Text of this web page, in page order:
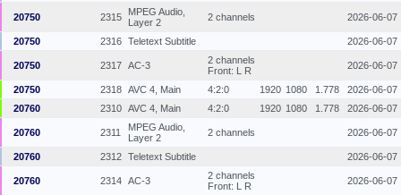
20750 2315
MPEG Audio,
Layer 2
2 channels 2026-06-07
20750 2316 Teletext Subtitle 2026-06-07
20750 2317 AC-3
2 channels
Front: L R
2026-06-07
20750 2318 AVC 4, Main 4:2:0 1920 1080 1.778
2026-06-07
20760
2310 AVC 4, Main 4:2:0 1920 1080 1.778 2026-06-07
20760 2311
MPEG Audio,
Layer 2
2 channels 2026-06-07
20760 2312 Teletext Subtitle 2026-06-07
20760 2314 AC-3
2 channels
Front: L R
2026-06-07